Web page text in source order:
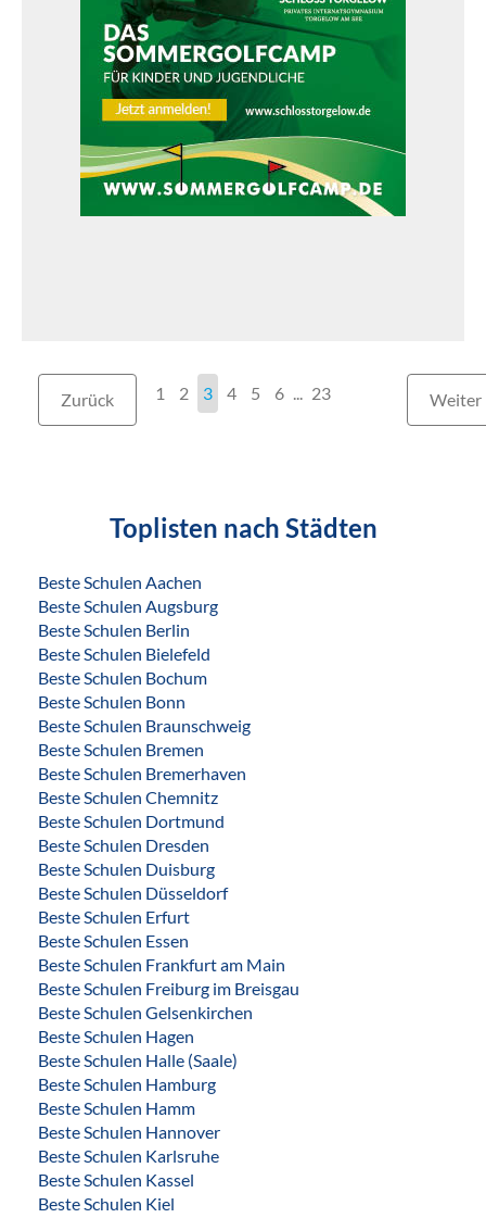
Zurück 1 2 3 4 5 6 23 Weiter
Toplisten nach Städten
Beste Schulen Aachen
Beste Schulen Augsburg
Beste Schulen Berlin
Beste Schulen Bielefeld
Beste Schulen Bochum
Beste Schulen Bonn
Beste Schulen Braunschweig
Beste Schulen Bremen
Beste Schulen Bremerhaven
Beste Schulen Chemnitz
Beste Schulen Dortmund
Beste Schulen Dresden
Beste Schulen Duisburg
Beste Schulen Düsseldorf
Beste Schulen Erfurt
Beste Schulen Essen
Beste Schulen Frankfurt am Main
Beste Schulen Freiburg im Breisgau
Beste Schulen Gelsenkirchen
Beste Schulen Hagen
Beste Schulen Halle (Saale)
Beste Schulen Hamburg
Beste Schulen Hamm
Beste Schulen Hannover
Beste Schulen Karlsruhe
Beste Schulen Kassel
Beste Schulen Kiel